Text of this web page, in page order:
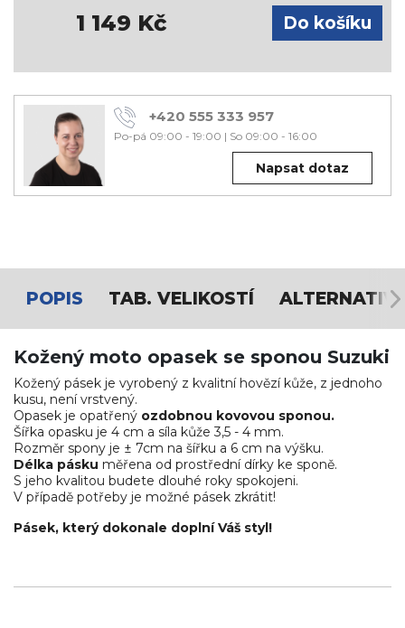
1 149 Kč
+420 555 333 957
Po-pá 09:00 - 19:00 | So 09:00 - 16:00
Napsat dotaz
POPIS TAB. VELIKOSTÍ
Kožený moto opasek se sponou Suzuki
Kožený pásek je vyrobený z kvalitní hovězí kůže, z jednoho
kusu, není vrstvený.
Opasek je opatřený ozdobnou kovovou sponou.
Šířka opasku je 4 cm a síla kůže 3,5 - 4 mm.
Rozměr spony je ± 7cm na šířku a 6 cm na výšku.
Délka pásku měřena od prostřední dírky ke sponě.
S jeho kvalitou budete dlouhé roky spokojeni.
V případě potřeby je možné pásek zkrátit!
Pásek, který dokonale doplní Váš styl!